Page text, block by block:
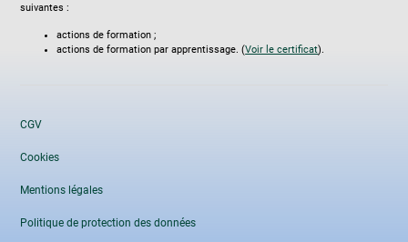
suivantes :
actions de formation ;
actions de formation par apprentissage. (Voir le certificat).
CGV
Cookies
Mentions légales
Politique de protection des données